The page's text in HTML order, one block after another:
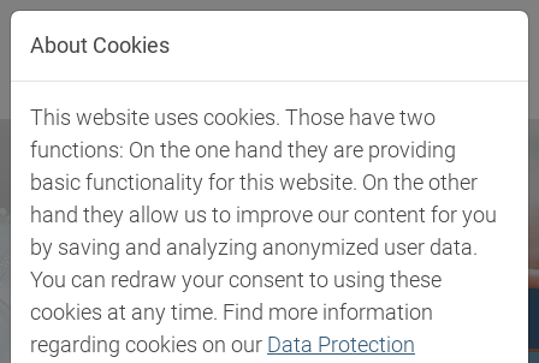
Direkt zur Hauptnavigation springen
Direkt zum Inhalt springen
About Cookies
This website uses cookies. Those have two
functions: On the one hand they are providing
basic functionality for this website. On the other
hand they allow us to improve our content for you
by saving and analyzing anonymized user data.
You can redraw your consent to using these
cookies at any time. Find more information
regarding cookies on our Data Protection